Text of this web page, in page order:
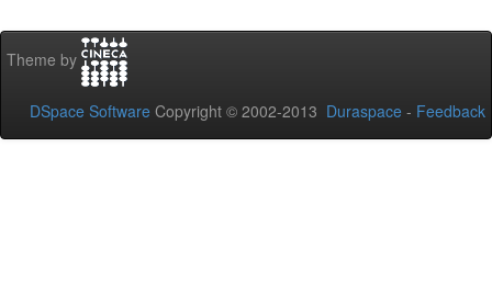
Theme by
DSpace Software Copyright © 2002-2013 Duraspace - Feedback